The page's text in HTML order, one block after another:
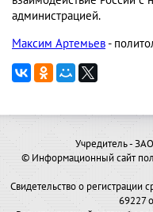
администрацией.
Максим Артемьев-
Учредитель -
© Информационный сайт
Свидетельство о
69227